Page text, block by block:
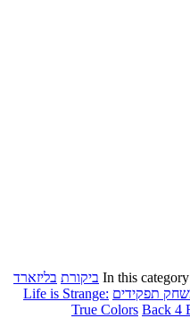
In this ביקורת בליזארד
תפקידים Life is Strange:
True Colors Back 4